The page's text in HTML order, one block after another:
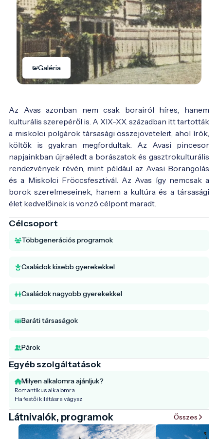
Galéria
Az Avas azonban nem csak borairól híres, hanem
kulturális szerepéről is. A XIX-XX. században itt tartották
a miskolci polgárok társasági összejöveteleit, ahol írók,
költők is gyakran megfordultak. Az Avasi pincesor
napjainkban újraéledt a borászatok és gasztrokulturális
rendezvények révén, mint például az Avasi Borangolás
és a Miskolci Fröccsfesztivál. Az Avas így nemcsak a
borok szerelmeseinek, hanem a kultúra és a társasági
élet kedvelőinek is vonzó célpont maradt.
Célcsoport
Többgenerációs programok
Családok kisebb gyerekekkel
Családok nagyobb gyerekekkel
Baráti társaságok
Párok
Egyéb szolgáltatások
Milyen alkalomra ajánljuk?
Romantikus alkalomra
Ha festői kilátásra vágysz
Látnivalók, programok Összes